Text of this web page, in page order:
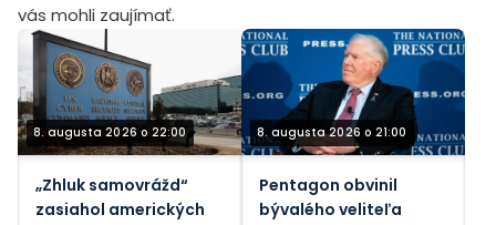
vás mohli zaujímať.
8. augusta 2026 o 22:00
„Zhluk samovrážd“
zasiahol amerických
8. augusta 2026 o 21:00
Pentagon obvinil
bývalého veliteľa